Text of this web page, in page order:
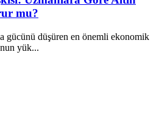
mu?
gücünü düşüren en önemli ekonomik
yük...